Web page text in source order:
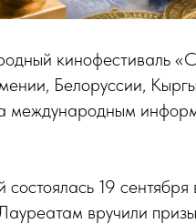
кинофестиваль
Белоруссии,
международным
19
вручили